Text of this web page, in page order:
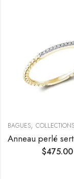
BAGUES, COLLECTIONS
$475.00